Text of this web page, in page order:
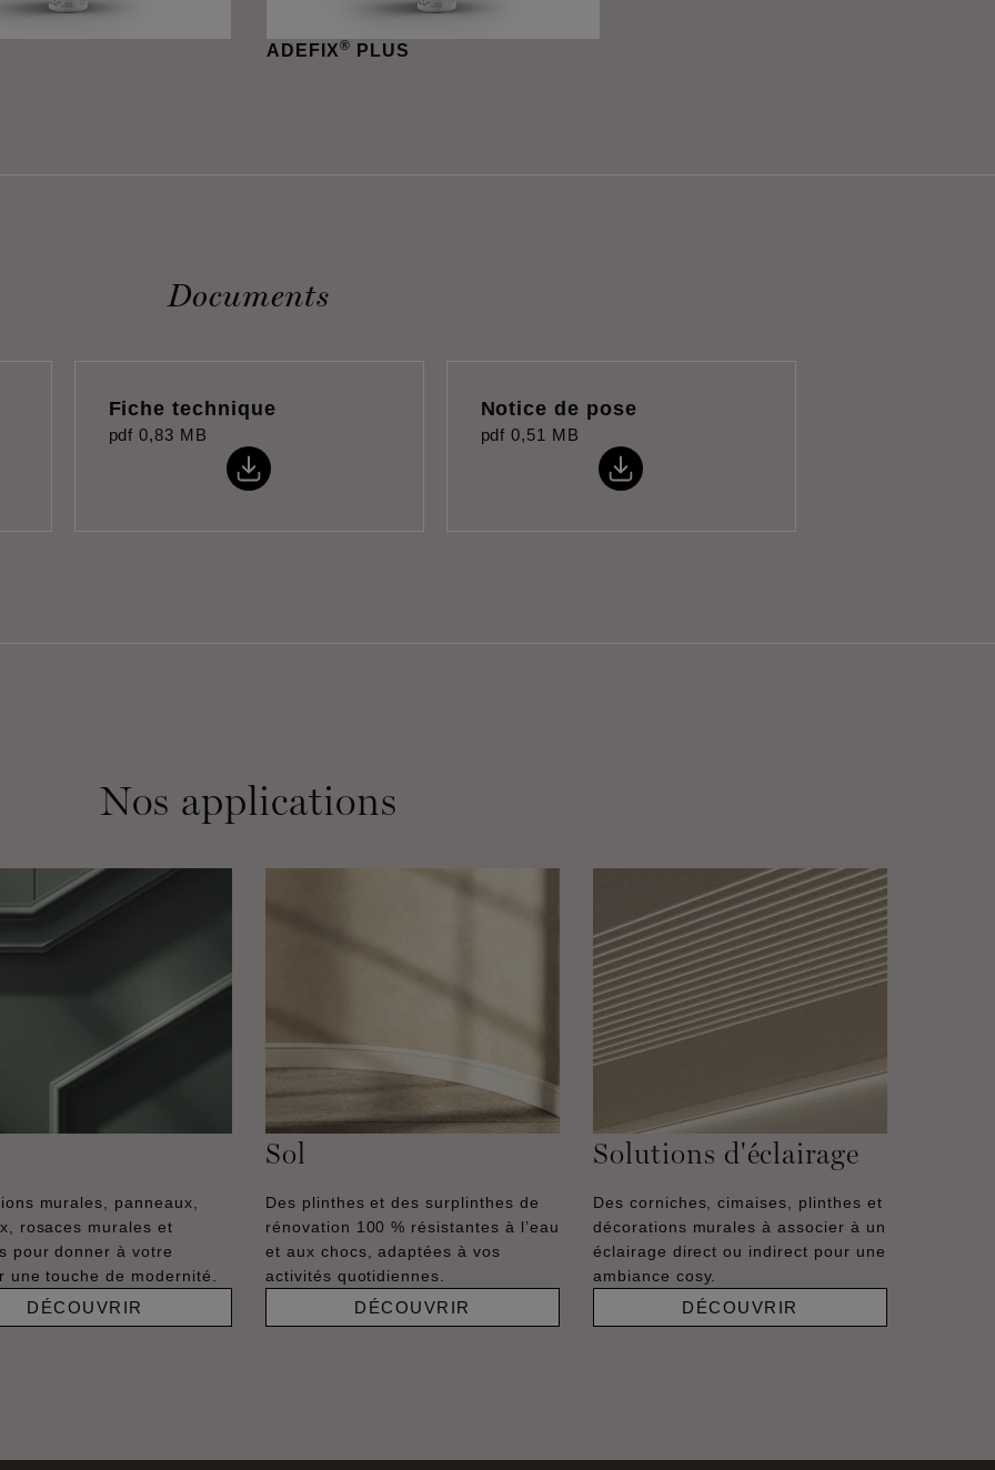
ADEFIX® PLUS
Documents
Fiche technique
pdf 0,83 MB
Notice de pose
pdf 0,51 MB
Nos applications
murales, panneaux,
rosaces murales et
pour donner à votre
une touche de modernité.
DÉCOUVRIR
Sol
Des plinthes et des surplinthes de
rénovation 100 % résistantes à l’eau
et aux chocs, adaptées à vos
activités quotidiennes.
DÉCOUVRIR
Solutions d'éclairage
Des corniches, cimaises, plinthes et
décorations murales à associer à un
éclairage direct ou indirect pour une
ambiance cosy.
DÉCOUVRIR